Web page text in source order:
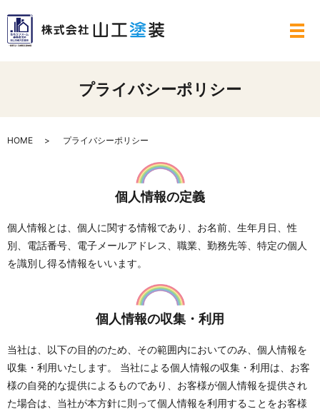
メ
プライバシーポリシー
HOME プライバシーポリシー
個人情報の定義
個人情報とは、個人に関する情報であり、お名前、生年月日、性
別、電話番号、電子メールアドレス、職業、勤務先等、特定の個人
を識別し得る情報をいいます。
個人情報の収集・利用
当社は、以下の目的のため、その範囲内においてのみ、個人情報を
収集・利用いたします。 当社による個人情報の収集・利用は、お客
様の自発的な提供によるものであり、お客様が個人情報を提供され
た場合は、当社が本方針に則って個人情報を利用することをお客様